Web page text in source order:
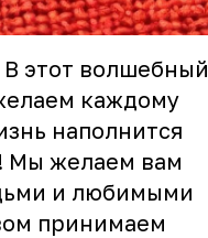
этот волшебный,
каждому
наполнится
Мы желаем вам
и любимыми
принимаем